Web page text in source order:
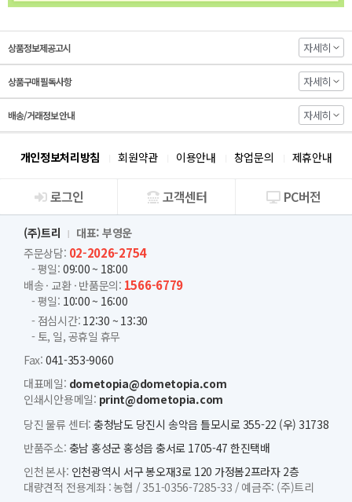
상품정보제공고시 자세히
상품구매 필독사항 자세히
배송/거래정보 안내 자세히
개인정보처리방침 회원약관 이용안내 창업문의 제휴안내
회사소개
로그인 고객센터 PC버전
(주)트리
대표: 부영운
주문상담: 02-2026-2754
- 평일: 09:00 ~ 18:00
배송 · 교환 · 반품문의: 1566-6779
- 평일: 10:00 ~ 16:00
- 점심시간: 12:30 ~ 13:30
- 토, 일, 공휴일 휴무
Fax: 041-353-9060
대표메일: dometopia@dometopia.com
인쇄시안용메일: print@dometopia.com
당진 물류 센터: 충청남도 당진시 송악읍 틀모시로 355-22 (우) 31738
반품주소: 충남 홍성군 홍성읍 충서로 1705-47 한진택배
인천 본사: 인천광역시 서구 봉오재3로 120 가정봄2프라자 2층
대량견적 전용계좌 :농협 / 351-0356-7285-33 / 예금주: (주)트리